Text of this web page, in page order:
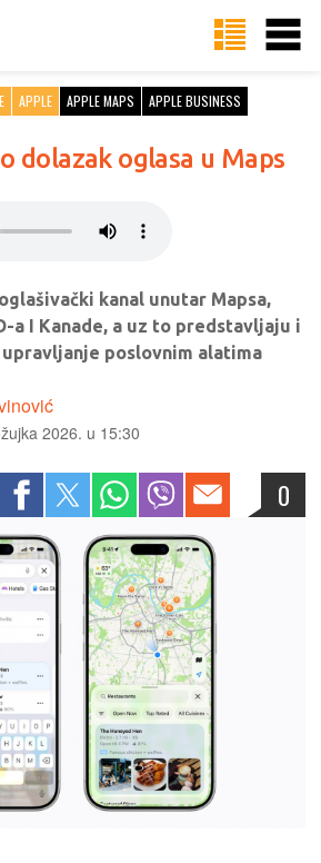
APPLE APPLE MAPS APPLE BUSINESS
dolazak oglasa u Maps
kanal unutar Mapsa,
a I Kanade, a uz to predstavljaju i
poslovnim alatima
2026. u 15:30
0